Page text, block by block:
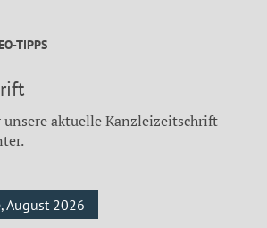
TIPPS
unsere aktuelle Kanzleizeitschrift
August 2026